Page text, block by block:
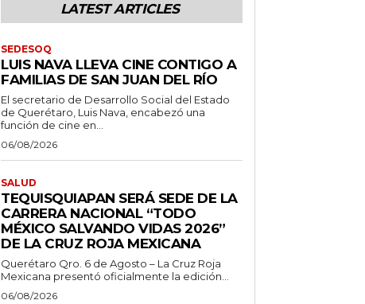
LATEST ARTICLES
SEDESOQ
LUIS NAVA LLEVA CINE CONTIGO A
FAMILIAS DE SAN JUAN DEL RÍO
El secretario de Desarrollo Social del Estado
de Querétaro, Luis Nava, encabezó una
función de cine en...
06/08/2026
SALUD
TEQUISQUIAPAN SERÁ SEDE DE LA
CARRERA NACIONAL “TODO
MÉXICO SALVANDO VIDAS 2026”
DE LA CRUZ ROJA MEXICANA
Querétaro Qro. 6 de Agosto – La Cruz Roja
Mexicana presentó oficialmente la edición...
06/08/2026